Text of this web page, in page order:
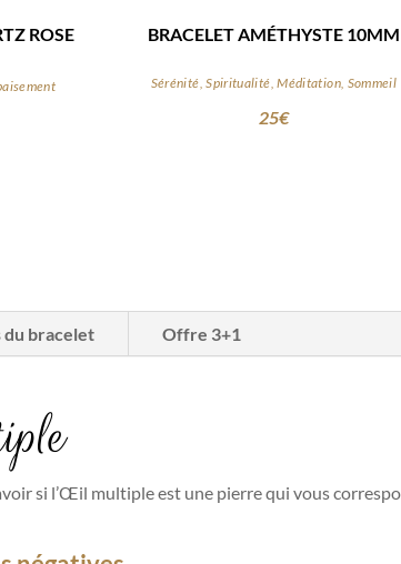
ROSE
BRACELET AMÉTHYSTE 10MM
Sérénité, Spiritualité, Méditation, Sommeil
25€
bracelet Offre 3+1
si l’Œil multiple est une pierre qui vous